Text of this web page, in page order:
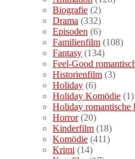
Biografie (2)
Drama (332)
Episoden (6)
Familienfilm (108)
Fantasy (134)
Feel-Good
Historienfilm (3)
Holiday (6)
Holiday Komödie (1)
Holiday romantische
Horror(20)
Kinderfilm (18)
Komödie (411)
Krimi (14)